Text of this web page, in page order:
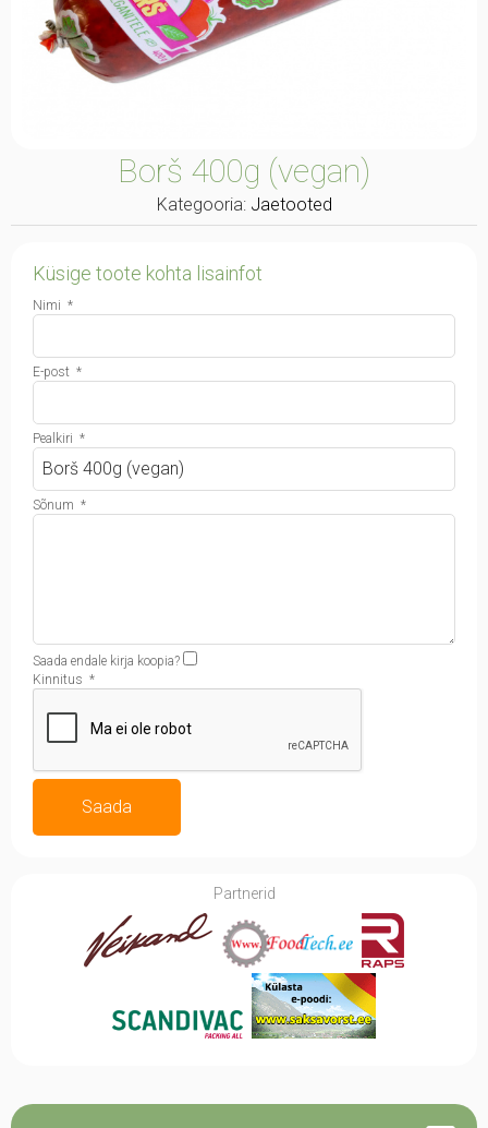
Borš 400g (vegan)
Kategooria: Jaetooted
Küsige toote kohta lisainfot
Nimi *
E-post *
Pealkiri *
Sõnum *
Saada endale kirja koopia?
Kinnitus *
Saada
Partnerid